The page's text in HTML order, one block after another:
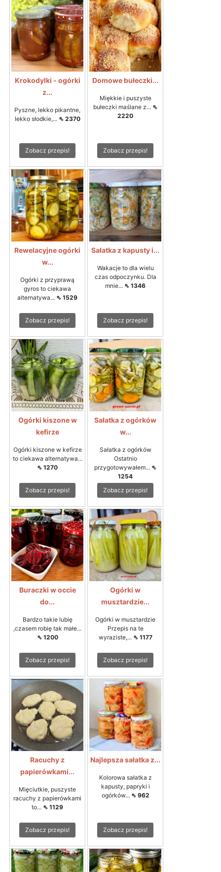
Krokodylki - ogórki
z...
Pyszne, lekko pikantne,
lekko słodkie,... ⇖ 2370
Zobacz przepis!
Domowe bułeczki...
Miękkie i puszyste
bułeczki maślane z... ⇖
2220
Zobacz przepis!
Rewelacyjne ogórki
w...
Ogórki z przyprawą
gyros to ciekawa
alternatywa... ⇖ 1529
Zobacz przepis!
Sałatka z kapusty i...
Wakacje to dla wielu
czas odpoczynku. Dla
mnie... ⇖ 1346
Zobacz przepis!
Ogórki kiszone w
kefirze
Ogórki kiszone w kefirze
to ciekawa alternatywa...
⇖ 1270
Zobacz przepis!
Sałatka z ogórków
w...
Sałatka z ogórków
Ostatnio
przygotowywałem... ⇖
1254
Zobacz przepis!
Buraczki w occie
do...
Bardzo takie lubię
,czasem robię tak małe...
⇖ 1200
Zobacz przepis!
Ogórki w
musztardzie...
Ogórki w musztardzie
Przepis na te
wyraziste,... ⇖ 1177
Zobacz przepis!
Racuchy z
papierówkami...
Mięciutkie, puszyste
racuchy z papierówkami
to... ⇖ 1129
Zobacz przepis!
Najlepsza sałatka z...
Kolorowa sałatka z
kapusty, papryki i
ogórków... ⇖ 962
Zobacz przepis!